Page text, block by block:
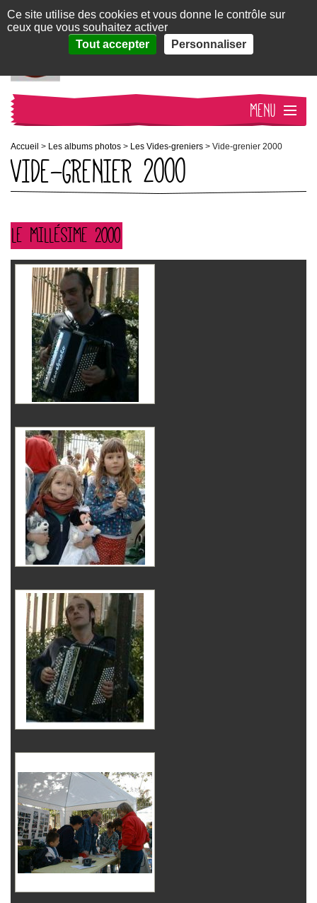
QSB11susciter, transformer,
s'engager
MENU
ACCUEIL
QUI SOMMES-NOUS ?
NOS ACTIVITÉS
ACTUALITÉS
CONTACT
Accueil > Les albums photos > Les Vides-greniers > Vide-grenier 2000
VIDE-GRENIER 2000
LE MILLÉSIME 2000
Panneau de gestion des cookies
Ce site utilise des cookies et vous donne le contrôle sur
ceux que vous souhaitez activer
Tout accepter
Personnaliser